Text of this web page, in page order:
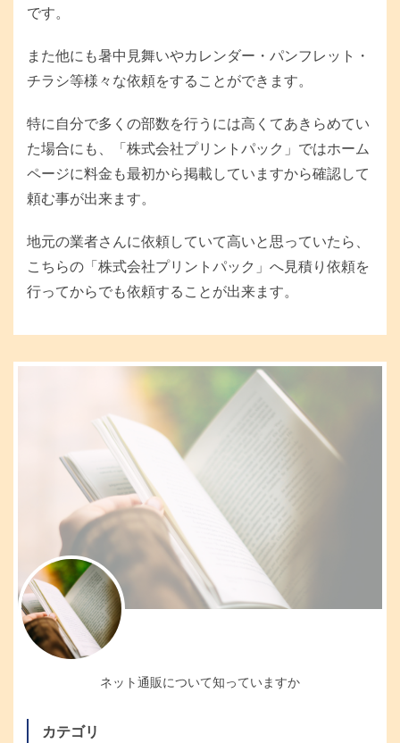
です。
また他にも暑中見舞いやカレンダー・パンフレット・
チラシ等様々な依頼をすることができます。
特に自分で多くの部数を行うには高くてあきらめてい
た場合にも、「株式会社プリントパック」ではホーム
ページに料金も最初から掲載していますから確認して
頼む事が出来ます。
地元の業者さんに依頼していて高いと思っていたら、
こちらの「株式会社プリントパック」へ見積り依頼を
行ってからでも依頼することが出来ます。
ネット通販について知っていますか
カテゴリ